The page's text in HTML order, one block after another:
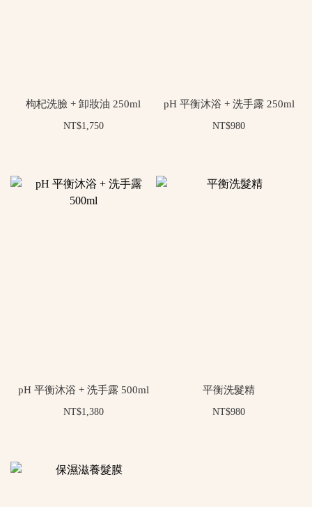
枸杞洗臉 + 卸妝油 250ml
NT$1,750
pH 平衡沐浴 + 洗手露 250ml
NT$980
pH 平衡沐浴 + 洗手露 500ml
NT$1,380
平衡洗髮精
NT$980